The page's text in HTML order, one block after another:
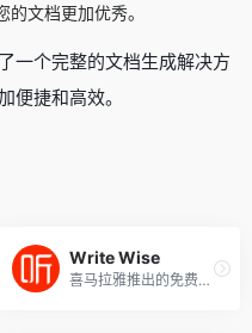
文档更加优秀。
一个完整的文档生成解决方
便捷和高效。
Write Wise
喜马拉雅推出的免费网文和小说AI写作工具